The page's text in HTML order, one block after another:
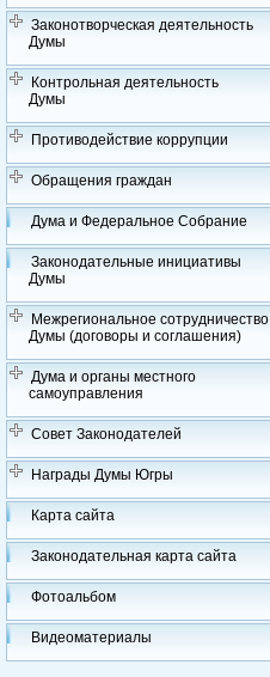
Законотворческая деятельность
Думы
Контрольная деятельность
Думы
Противодействие коррупции
Обращения граждан
Дума и Федеральное Собрание
Законодательные инициативы
Думы
Межрегиональное сотрудничество
Думы (договоры и соглашения)
Дума и органы местного
самоуправления
Совет Законодателей
Награды Думы Югры
Карта сайта
Законодательная карта сайта
Фотоальбом
Видеоматериалы